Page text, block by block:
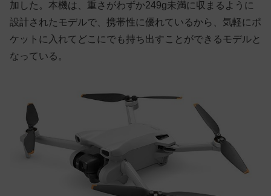
加した。本機は、重さがわずか249g未満に収まるように
設計されたモデルで、携帯性に優れているから、気軽にポ
ケットに入れてどこにでも持ち出すことができるモデルと
なっている。